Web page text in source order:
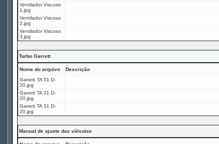
Ventilador Viscoso
1.jpg
Ventilador Viscoso
2.jpg
Ventilador Viscoso
3.jpg
Turbo Garrett
Nome do arquivo
Descrição
Garrett TA 31 D-
20.jpg
Garrett TA 31 D-
20.jpg
Garrett TA 31 D-
20.jpg
Manual de ajuste das válvulas